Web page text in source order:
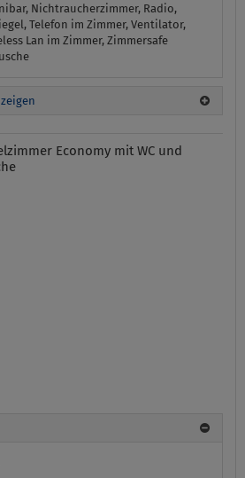
Nichtraucherzimmer, Radio,
Telefon im Zimmer, Ventilator,
Lan im Zimmer, Zimmersafe
Economy mit WC und